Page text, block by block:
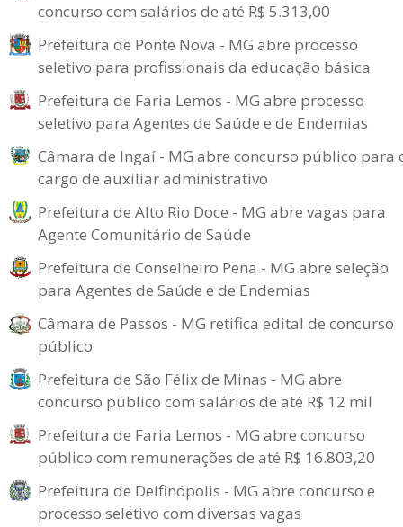
concurso com salários de até R$ 5.313,00
Prefeitura de Ponte Nova - MG abre processo
seletivo para profissionais da educação básica
Prefeitura de Faria Lemos - MG abre processo
seletivo para Agentes de Saúde e de Endemias
Câmara de Ingaí - MG abre concurso público para
cargo de auxiliar administrativo
Prefeitura de Alto Rio Doce - MG abre vagas para
Agente Comunitário de Saúde
Prefeitura de Conselheiro Pena - MG abre seleção
para Agentes de Saúde e de Endemias
Câmara de Passos - MG retifica edital de concurso
público
Prefeitura de São Félix de Minas - MG abre
concurso público com salários de até R$ 12 mil
Prefeitura de Faria Lemos - MG abre concurso
público com remunerações de até R$ 16.803,20
Prefeitura de Delfinópolis - MG abre concurso e
processo seletivo com diversas vagas